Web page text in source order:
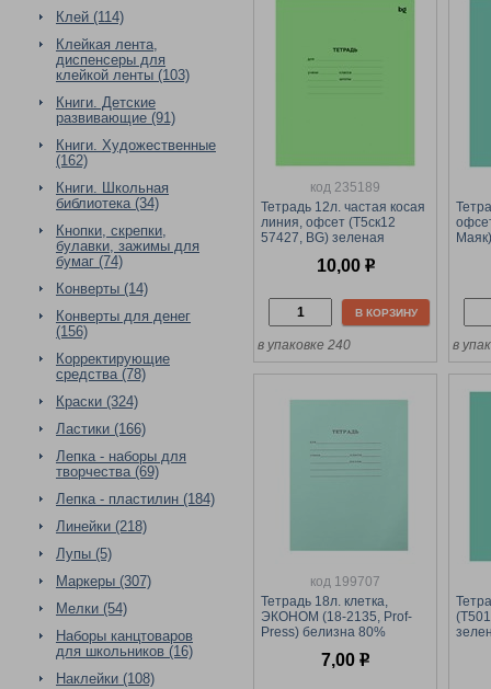
Клей (114)
Клейкая лента,
диспенсеры для
клейкой ленты (103)
Книги. Детские
развивающие (91)
Книги. Художественные
(162)
Книги. Школьная
библиотека (34)
Кнопки, скрепки,
булавки, зажимы для
бумаг (74)
Конверты (14)
Конверты для денег
(156)
Корректирующие
средства (78)
Краски (324)
Ластики (166)
Лепка - наборы для
творчества (69)
Лепка - пластилин (184)
Линейки (218)
Лупы (5)
Маркеры (307)
Мелки (54)
Наборы канцтоваров
для школьников (16)
Наклейки (108)
код 235189
Тетрадь 12л. частая косая
линия, офсет (Т5ск12
57427, BG) зеленая
10,00 р
В КОРЗИНУ
в упаковке 240 в
код 199707
Тетрадь 18л. клетка,
ЭКОНОМ (18-2135, Prof-
Press) белизна 80%
7,00 р